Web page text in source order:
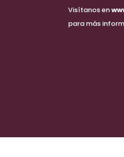
Visítanos en
para más